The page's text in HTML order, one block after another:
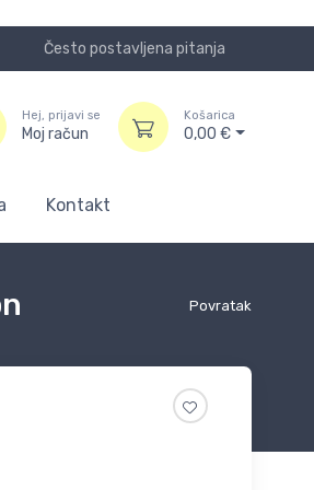
Često postavljena pitanja
Hej, prijavi se
Moj račun
Košarica
0,00 €
Kontakt
Povratak